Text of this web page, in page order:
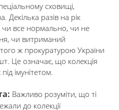
сховищі,
Декілька разів на рік
чи все нормально, чи не
чи витриманий
ж прокуратурою України
Це означає, що колекція
імунітетом.
Важливо розуміти, що ті
до колекції